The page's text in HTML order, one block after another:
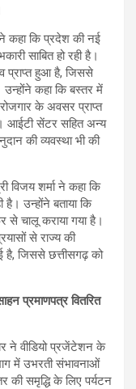
कहा कि प्रदेश की नई
साबित हो रही है।
प्राप्त हुआ है, जिससे
कहा कि बस्तर में
के अवसर प्राप्त
आईटी सेंटर सहित अन्य
की व्यवस्था भी की
विजय शर्मा ने कहा कि
है। उन्होंने बताया कि
से चालू कराया गया है।
से राज्य की
है, जिससे छत्तीसगढ़ को
प्रमाणपत्र वितरित
ने वीडियो प्रजेंटेशन के
में उभरती संभावनाओं
की समृद्धि के लिए पर्यटन